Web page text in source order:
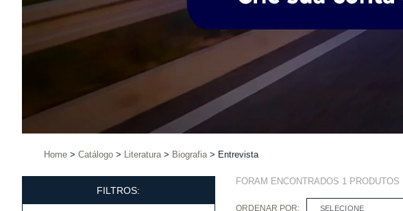
Home Catálogo Literatura Biografia Entrevista
FILTROS:
FORAM ENCONTRADOS 1PRODUTOS
ORDENAR POR: SELECIONE